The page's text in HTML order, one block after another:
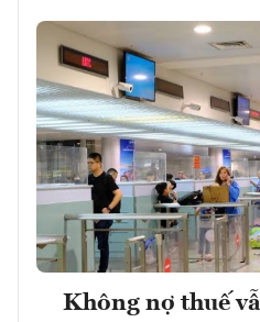
Không nợ thuế